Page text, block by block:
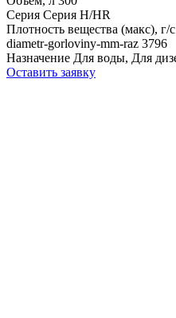
Серия Серия H/HR
Плотность вещества (макс), г/с
diametr-gorloviny-mm-raz 3796
Назначение Для воды, Для
Оставить заявку